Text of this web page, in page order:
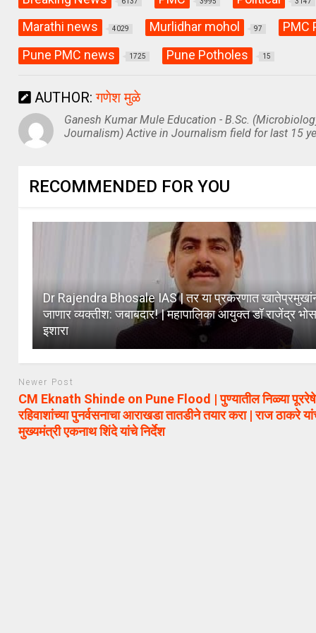
Marathi news 4029 Murlidhar mohol 97 PMC
Pune PMC news 1725 Pune Potholes 15
AUTHOR:गणेश मुळे
Ganesh Kumar Mule Education - B.Sc.
Journalism) Active in Journalism field for last 15
RECOMMENDED FOR YOU
Dr Rajendra Bhosale IAS | तर या प्रकरणात
जाणार व्यक्तीश: जबाबदार! | महापालिका आयुक्त डॉ राजेंद्र
इशारा
Newer Post
CM Eknath Shinde on Pune Flood | पुण्यातील निळ्या
रहिवाशांच्या पुनर्वसनाचा आराखडा तातडीने तयार करा | राज ठाकरे
मुख्यमंत्री एकनाथ शिंदे यांचे निर्देश